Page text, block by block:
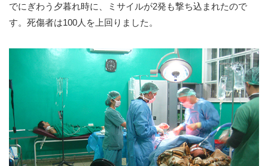
でにぎわう夕暮れ時に、ミサイルが2発も撃ち込まれたので
す。死傷者は100人を上回りました。